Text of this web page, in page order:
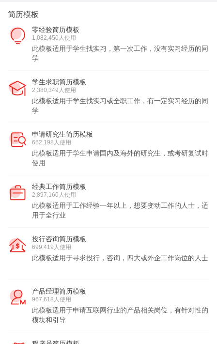
简历模板
零经验简历模板
1,082,450人使用
此模板适用于学生找实习，第一次工作，没有实习经历的同
学
学生求职简历模板
2,380,349人使用
此模板适用于学生找实习或全职工作，有一定实习经历的同
学
申请研究生简历模板
662,198人使用
此模板适用于学生申请国内及海外的研究生，或考研复试时
使用
经典工作简历模板
2,897,160人使用
此模板适用于工作经验一年以上，想要变动工作的人士，适
用于全行业
投行咨询简历模板
699,419人使用
此模板适用于寻求投行，咨询，四大或外企工作岗位的人士
产品经理简历模板
967,618人使用
此模板适用于申请互联网行业的产品相关岗位，有针对性的
模块和引导